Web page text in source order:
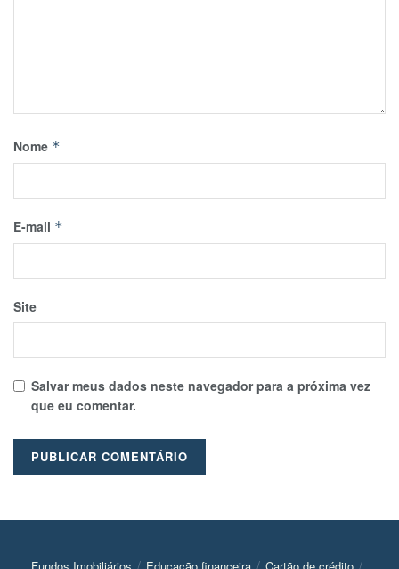
Nome *
E-mail *
Site
Salvar meus dados neste navegador para a próxima vez
que eu comentar.